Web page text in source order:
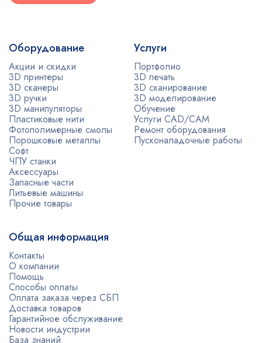
Оборудование
Акции и скидки
3D принтеры
3D сканеры
3D ручки
3D манипуляторы
Пластиковые нити
Фотополимерные смолы
Порошковые металлы
Софт
ЧПУ станки
Аксессуары
Запасные части
Литьевые машины
Прочие товары
Услуги
Портфолио
3D печать
3D сканирование
3D моделирование
Обучение
Услуги CAD/CAM
Ремонт оборудования
Пусконаладочные работы
Общая информация
Контакты
О компании
Помощь
Способы оплаты
Оплата заказа через СБП
Доставка товаров
Гарантийное обслуживание
Новости индустрии
База знаний